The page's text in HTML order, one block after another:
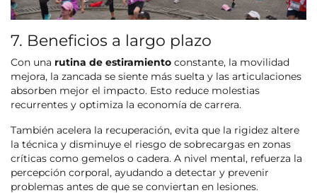
7. Beneficios a largo plazo
Con una rutina de estiramiento constante, la movilidad
mejora, la zancada se siente más suelta y las articulaciones
absorben mejor el impacto. Esto reduce molestias
recurrentes y optimiza la economía de carrera.
También acelera la recuperación, evita que la rigidez altere
la técnica y disminuye el riesgo de sobrecargas en zonas
críticas como gemelos o cadera. A nivel mental, refuerza la
percepción corporal, ayudando a detectar y prevenir
problemas antes de que se conviertan en lesiones.